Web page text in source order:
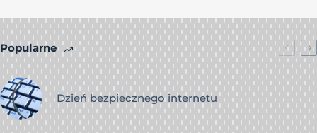
Popularne
Dzień bezpiecznego internetu